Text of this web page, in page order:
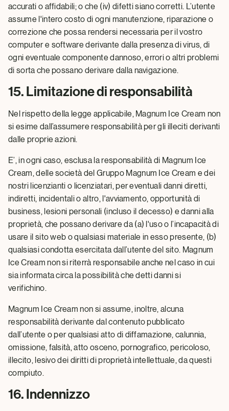
accurati o affidabili; o che (iv) difetti siano corretti. L’utente
assume l'intero costo di ogni manutenzione, riparazione o
correzione che possa rendersi necessaria per il vostro
computer e software derivante dalla presenza di virus, di
ogni eventuale componente dannoso, errori o altri problemi
di sorta che possano derivare dalla navigazione.
15. Limitazione di responsabilità
Nel rispetto della legge applicabile, Magnum Ice Cream non
si esime dall’assumere responsabilità per gli illeciti derivanti
dalle proprie azioni.
E’, in ogni caso, esclusa la responsabilità di Magnum Ice
Cream, delle società del Gruppo Magnum Ice Cream e dei
nostri licenzianti o licenziatari, per eventuali danni diretti,
indiretti, incidentali o altro, l'avviamento, opportunità di
business, lesioni personali (incluso il decesso) e danni alla
proprietà, che possano derivare da (a) l'uso o l’incapacità di
usare il sito web o qualsiasi materiale in esso presente, (b)
qualsiasi condotta esercitata dall’utente del sito. Magnum
Ice Cream non si riterrà responsabile anche nel caso in cui
sia informata circa la possibilità che detti danni si
verifichino.
Magnum Ice Cream non si assume, inoltre, alcuna
responsabilità derivante dal contenuto pubblicato
dall’utente o per qualsiasi atto di diffamazione, calunnia,
omissione, falsità, atto osceno, pornografico, pericoloso,
illecito, lesivo dei diritti di proprietà intellettuale, da questi
compiuto.
16. Indennizzo